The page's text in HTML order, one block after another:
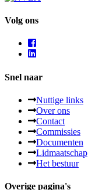
Volg ons
Snel naar
Nuttige links
Over ons
Contact
Commissies
Documenten
Lidmaatschap
Het bestuur
Overige pagina's